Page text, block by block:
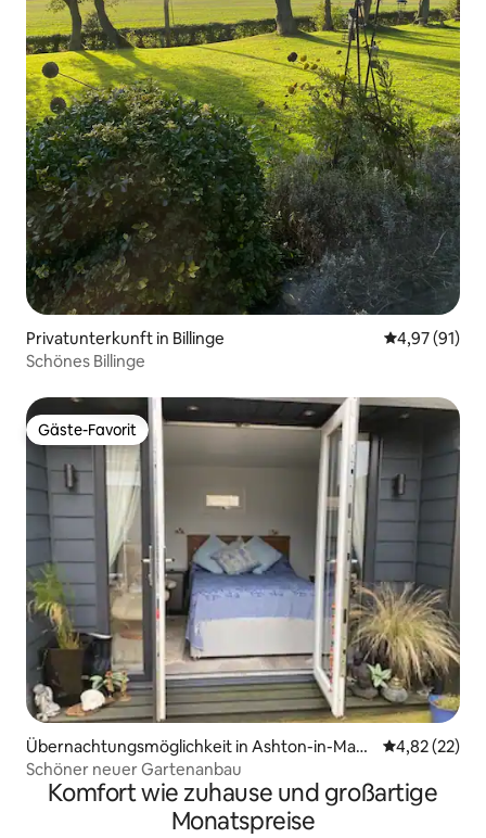
Privatunterkunft in Billinge
4,97 (91)
Schönes Billinge
Gäste-Favorit
Gäste-Favorit
Übernachtungsmöglichkeit in Ashton-in-Make
rfield
4,82 (22)
Schöner neuer Gartenanbau
Komfort wie zuhause und großartige
Monatspreise